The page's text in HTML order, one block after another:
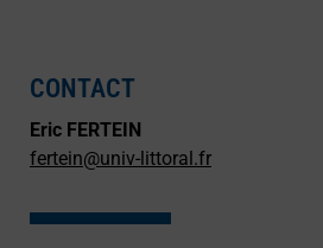
CONTACT
Eric FERTEIN
fertein@univ-littoral.fr